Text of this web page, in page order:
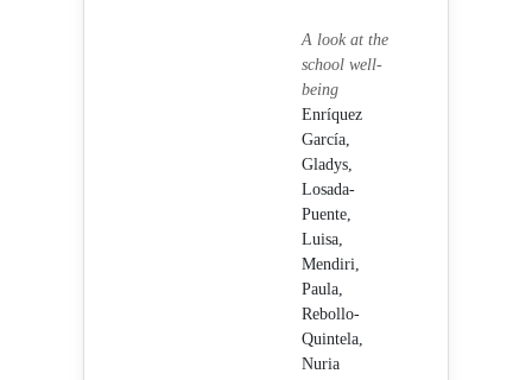
A look at the
school well-
being
Enríquez
García,
Gladys,
Losada-
Puente,
Luisa,
Mendiri,
Paula,
Rebollo-
Quintela,
Nuria